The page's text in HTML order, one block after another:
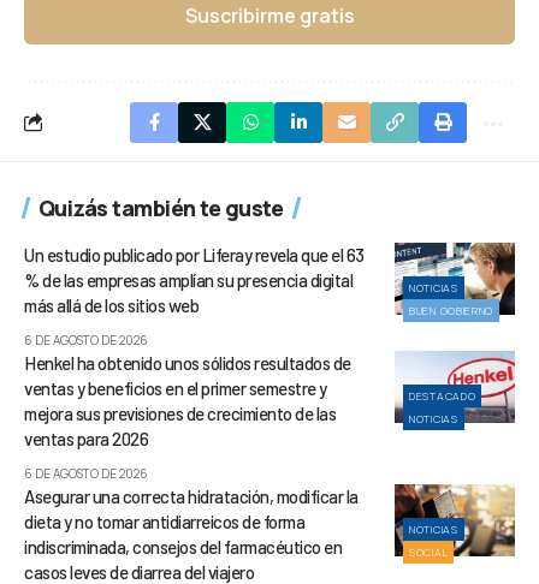
Suscribirme gratis
Quizás también te guste
NOTICIAS
BUEN GOBIERNO
Un estudio publicado por Liferay revela que el 63
% de las empresas amplían su presencia digital
más allá de los sitios web
6 DE AGOSTO DE 2026
DESTACADO
NOTICIAS
Henkel ha obtenido unos sólidos resultados de
ventas y beneficios en el primer semestre y
mejora sus previsiones de crecimiento de las
ventas para 2026
6 DE AGOSTO DE 2026
NOTICIAS
SOCIAL
Asegurar una correcta hidratación, modificar la
dieta y no tomar antidiarreicos de forma
indiscriminada, consejos del farmacéutico en
casos leves de diarrea del viajero